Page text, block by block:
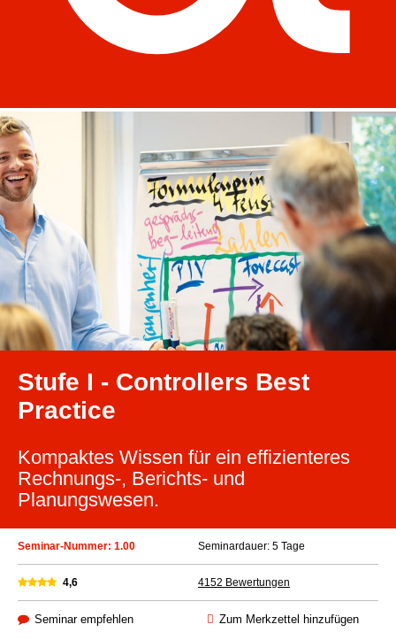
Stufe I - Controllers Best
Practice
Kompaktes Wissen für ein effizienteres
Rechnungs-, Berichts- und
Planungswesen.
Seminar-Nummer: 1.00 Seminardauer: 5 Tage
4,6 4152 Bewertungen
Seminar empfehlen Zum Merkzettel hinzufügen